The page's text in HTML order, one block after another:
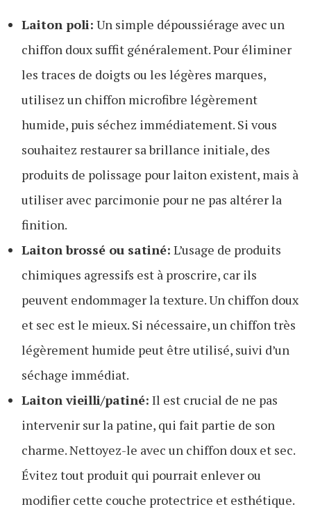
Laiton poli: Un simple dépoussiérage avec un
chiffon doux suffit généralement. Pour éliminer
les traces de doigts ou les légères marques,
utilisez un chiffon microfibre légèrement
humide, puis séchez immédiatement. Si vous
souhaitez restaurer sa brillance initiale, des
produits de polissage pour laiton existent, mais à
utiliser avec parcimonie pour ne pas altérer la
finition.
Laiton brossé ou satiné: L’usage de produits
chimiques agressifs est à proscrire, car ils
peuvent endommager la texture. Un chiffon doux
et sec est le mieux. Si nécessaire, un chiffon très
légèrement humide peut être utilisé, suivi d’un
séchage immédiat.
Laiton vieilli/patiné: Il est crucial de ne pas
intervenir sur la patine, qui fait partie de son
charme. Nettoyez-le avec un chiffon doux et sec.
Évitez tout produit qui pourrait enlever ou
modifier cette couche protectrice et esthétique.